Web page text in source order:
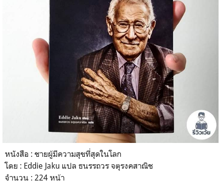
หนังสือ : ชายผู้มีความสุขที่สุดในโลก
โดย : Eddie Jaku แปล ธนรรถวร จตุรงคสาณิช
จำนวน : 224 หน้า